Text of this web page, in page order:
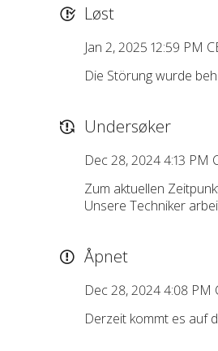
Løst
Jan 2, 2025 12:59 PM
Die Störung wurde
Undersøker
Dec 28, 2024 4:13 PM
Zum aktuellen
Unsere Techniker
Åpnet
Dec 28, 2024 4:08 PM
Derzeit kommt es auf